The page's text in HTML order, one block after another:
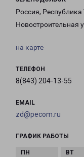
Россия, Республика
Новостроительная
на карте
ТЕЛЕФОН
8(843) 204-13-55
EMAIL
zd@pecom.ru
ГРАФИК РАБОТЫ